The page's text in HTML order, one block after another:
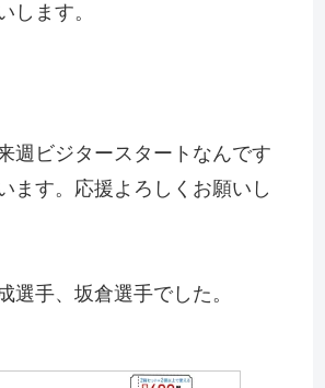
します。
週ビジタースタートなんです
ます。応援よろしくお願いし
手、坂倉選手でした。